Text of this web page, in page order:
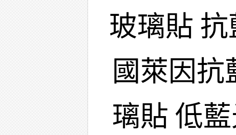
玻璃貼
國萊因抗
璃貼 低